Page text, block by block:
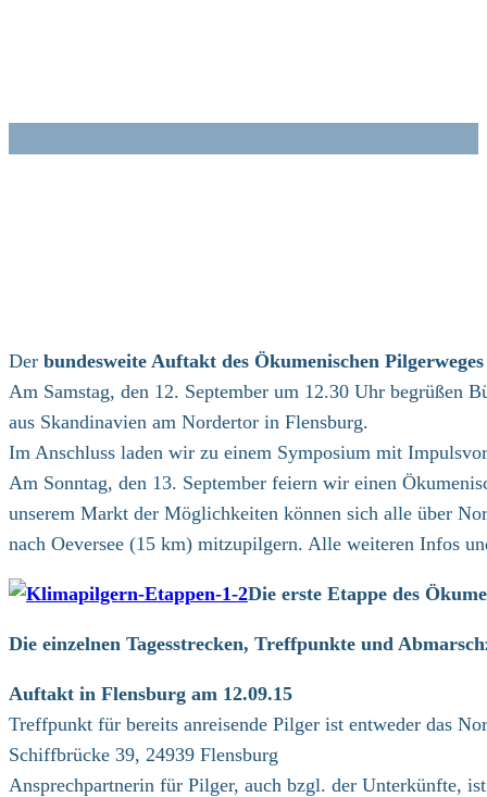
Der bundesweite Auftakt des Ökumenischen
Am Samstag, den 12. September um 12.30 Uhr begrüßen
aus Skandinavien am Nordertor in Flensburg.
Im Anschluss laden wir zu einem Symposium mit
Am Sonntag, den 13. September feiern wir einen
unserem Markt der Möglichkeiten können sich alle über
nach Oeversee (15 km) mitzupilgern. Alle weiteren Infos
Die erste Etappe des
Die einzelnen Tagesstrecken, Treffpunkte und
Auftakt in Flensburg am 12.09.15
Treffpunkt für bereits anreisende Pilger ist entweder das
Schiffbrücke 39, 24939 Flensburg
Ansprechpartnerin für Pilger, auch bzgl. der Unterkünfte,